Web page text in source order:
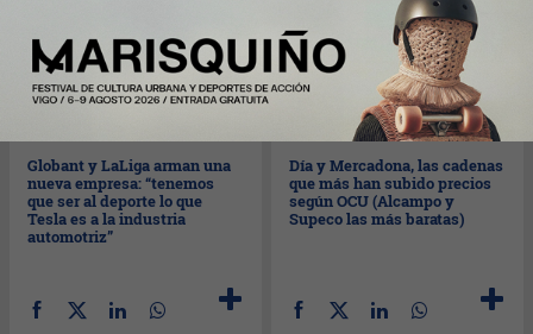
Globant y LaLiga arman una
nueva empresa: “tenemos
que ser al deporte lo que
Tesla es a la industria
automotriz”
27/09/2022
Día y Mercadona, las cadenas
que más han subido precios
según OCU (Alcampo y
Supeco las más baratas)